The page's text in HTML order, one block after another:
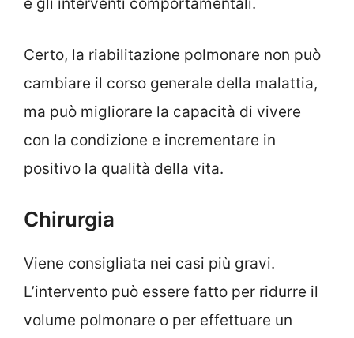
e gli interventi comportamentali.
Certo, la riabilitazione polmonare non può
cambiare il corso generale della malattia,
ma può migliorare la capacità di vivere
con la condizione e incrementare in
positivo la qualità della vita.
Chirurgia
Viene consigliata nei casi più gravi.
L’intervento può essere fatto per ridurre il
volume polmonare o per effettuare un